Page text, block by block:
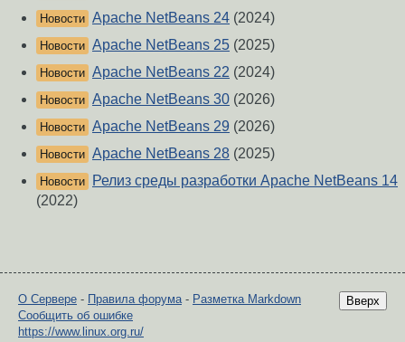
Новости Apache NetBeans 24 (2024)
Новости Apache NetBeans 25 (2025)
Новости Apache NetBeans 22 (2024)
Новости Apache NetBeans 30 (2026)
Новости Apache NetBeans 29 (2026)
Новости Apache NetBeans 28 (2025)
Новости
Релиз среды разработки Apache NetBeans 14
(2022)
Вверх
О Сервере - Правила форума- Разметка Markdown
Сообщить об ошибке
https://www.linux.org.ru/